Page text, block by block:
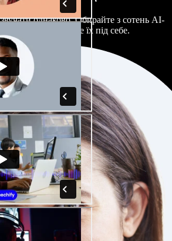
однаково. Обирайте з сотень AI-
налаштовуйте їх під себе.